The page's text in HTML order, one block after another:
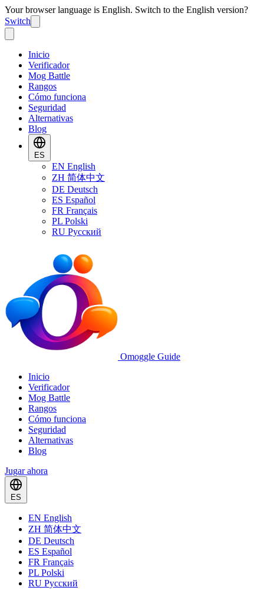
Your browser language is English. Switch to the English version?
Switch
Inicio
Verificador
Mog Battle
Rangos
Cómo funciona
Seguridad
Alternativas
Blog
ES
EN English
ZH 简体中文
DE Deutsch
ES Español
FR Français
PL Polski
RU Русский
Omoggle Guide
Inicio
Verificador
Mog Battle
Rangos
Cómo funciona
Seguridad
Alternativas
Blog
Jugar ahora
ES
EN English
ZH 简体中文
DE Deutsch
ES Español
FR Français
PL Polski
RU Русский